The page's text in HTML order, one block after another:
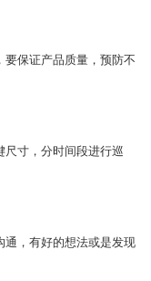
保证产品质量，预防不
尺寸，分时间段进行巡
通，有好的想法或是发现